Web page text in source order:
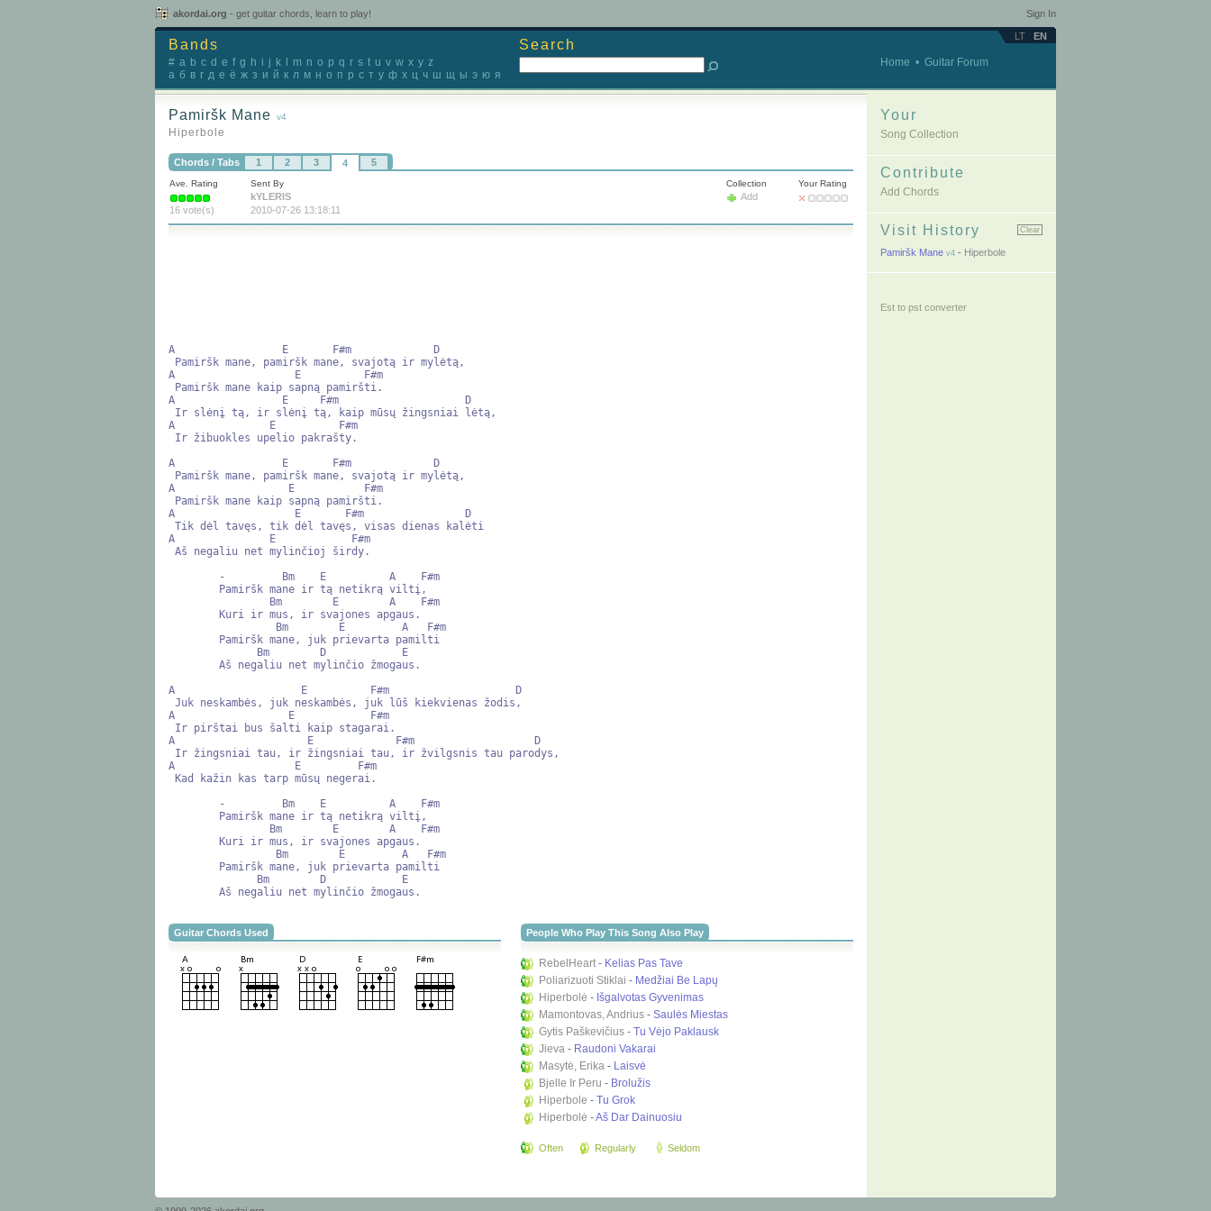
akordai.org - get guitar chords, learn to play! Sign In
LT EN
Bands
# a b c d e f g h i j k m n o p q r s t u v w x y z
а б в г д е ё ж з и й к л м н о п р с т у ф х ц ч ш щ ы э ю я
Search
Home • Guitar Forum
Pamiršk Mane v4
Hiperbole
Chords / Tabs 1 2 3 4 5
Ave. Rating
16 vote(s)
Sent By
kYLERIS
2010-07-26 13:18:11
Your Rating
Collection
Add
A                 E       F#m             D
A                   E          F#m
A                 E     F#m                    D
A               E          F#m
A                 E       F#m             D
A                  E           F#m
A                   E       F#m                D
A               E            F#m
A                    E          F#m                    D
A                  E            F#m
A                     E             F#m                   D
A                   E         F#m
Guitar Chords Used People Who Play This Song Also Play
RebelHeart - Kelias Pas Tave
Poliarizuoti Stiklai - Medžiai Be Lapų
Hiperbolė - Išgalvotas Gyvenimas
Mamontovas, Andrius -Saulės Miestas
Gytis Paškevičius -Tu Vėjo Paklausk
Jieva - Raudoni Vakarai
Masytė, Erika - Laisvė
Bjelle Ir Peru - Brolužis
Hiperbole -Tu Grok
Hiperbolė -Aš Dar Dainuosiu
Often Regularly Seldom
Your
Song Collection
Contribute
Add Chords
Visit History Clear
Pamiršk Mane v4 - Hiperbole
Est to pst converter